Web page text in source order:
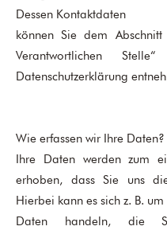
Dessen Kontaktdaten
können Sie dem Abschnitt
Verantwortlichen
Datenschutzerklärung
Wie erfassen wir Ihre Daten?
Ihre Daten werden zum
erhoben, dass Sie uns
Hierbei kann es sich z. B. um
Daten handeln, die